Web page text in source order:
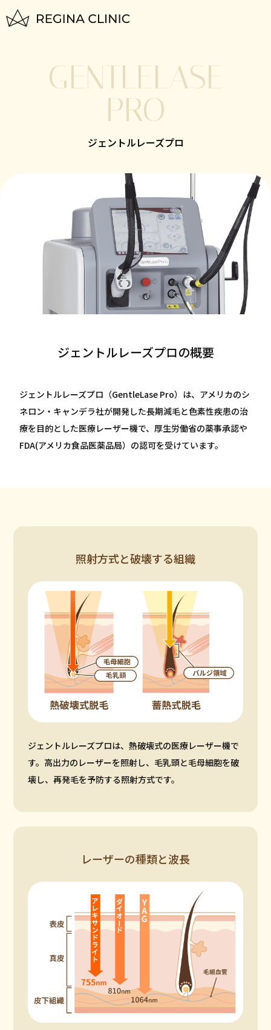
TOP
FOR BEGINNERS
脱毛料金一覧
NIGHTLASE
美容治療
SKIN
クリニック一覧
CLINIC LIST
採用情報
メンズ脱毛はこちら
MENS
GENTLELASE
PRO
ジェントルレーズプロ
ジェントルレーズプロの概要
ジェントルレーズプロ（GentleLase Pro）は、アメリカのシ
ネロン・キャンデラ社が開発した長期減毛と色素性疾患の治
療を目的とした医療レーザー機で、厚生労働省の薬事承認や
FDA(アメリカ食品医薬品局）の認可を受けています。
照射方式と破壊する組織
ジェントルレーズプロは、熱破壊式の医療レーザー機で
す。高出力のレーザーを照射し、毛乳頭と毛母細胞を破
壊し、再発毛を予防する照射方式です。
レーザーの種類と波長